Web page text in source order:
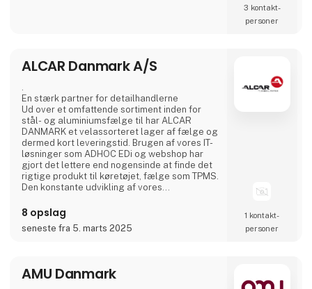
3 kontakt­
personer
ALCAR Danmark A/S
.
En stærk partner for detailhandlerne
Ud over et omfattende sortiment inden for
stål- og aluminiumsfælge til har ALCAR
DANMARK et velassorteret lager af fælge og
dermed kort leveringstid. Brugen af vores IT-
løsninger som ADHOC EDi og webshop har
gjort det lettere end nogensinde at finde det
rigtige produkt til køretøjet, fælge som TPMS.
Den konstante udvikling af vores
ikke mindst marketing sikrer ALCAR
DANMARK´s førende rolle på det danske
fælgmarked.
høje respekt for virksomheden og dermed
8 opslag
seneste fra 5. marts 2025
1 kontakt­
personer
AMU Danmark